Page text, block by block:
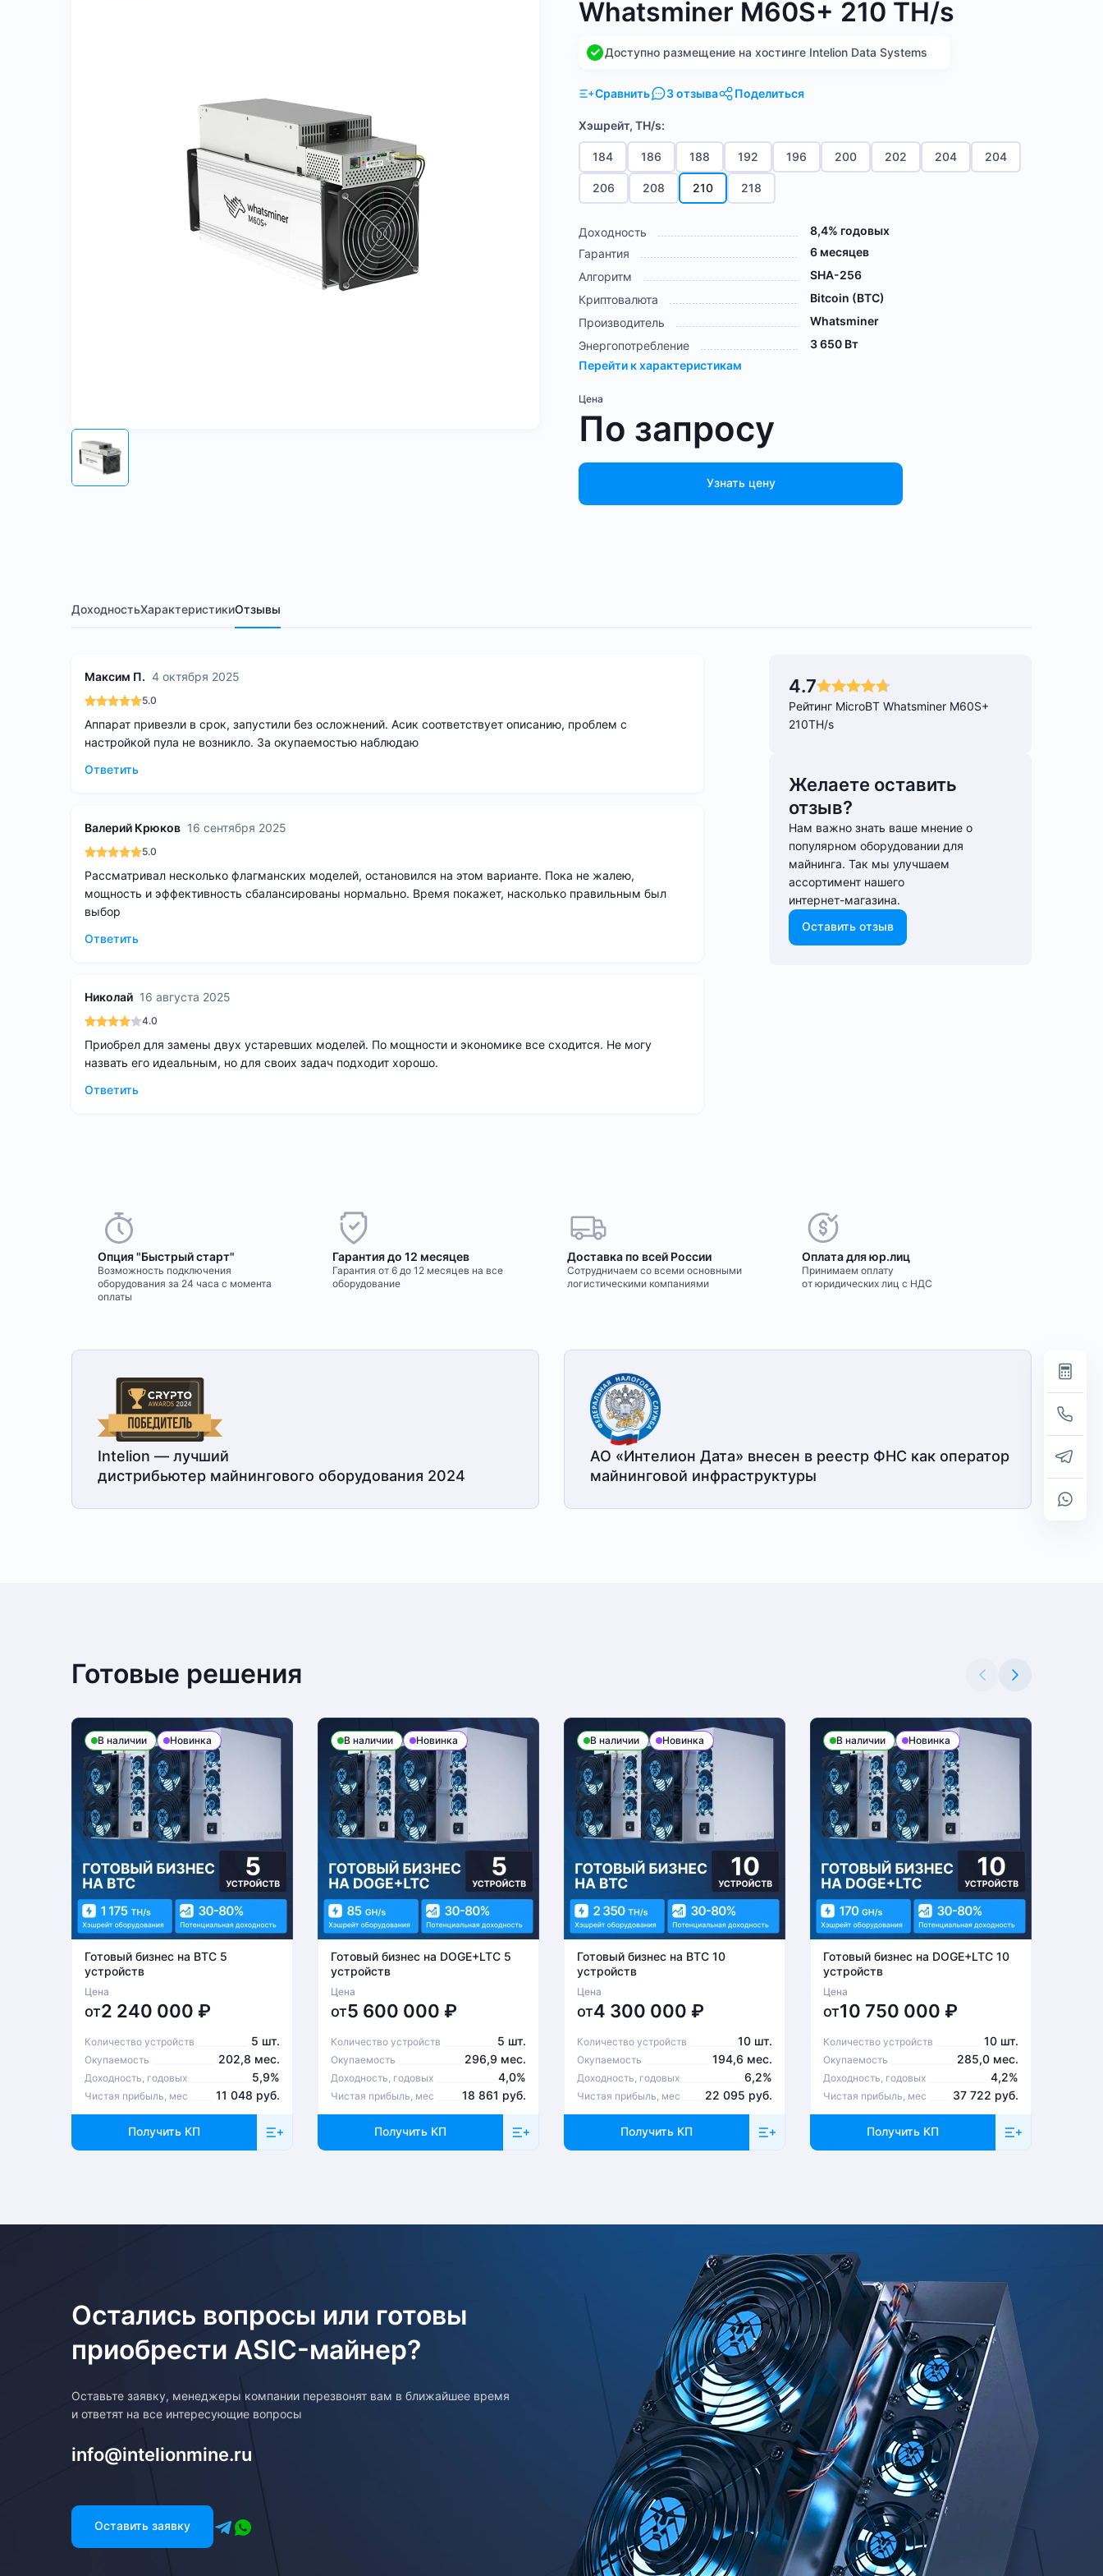
Whatsminer M60S+ 210 TH/s
Доступно размещение на хостинге Intelion Data Systems
Сравнить 3 отзыва Поделиться
Хэшрейт, TH/s:
184 186 188 192 196 200 202 204 204
206 208 210 218
Доходность
8,4% годовых
Гарантия
6 месяцев
Алгоритм
SHA-256
Криптовалюта
Bitcoin (BTC)
Производитель
Whatsminer
Энергопотребление
3 650 Вт
Перейти к характеристикам
Цена
По запросу
Узнать цену
ДоходностьХарактеристикиОтзывы
Максим П. 4 октября 2025
5.0
Аппарат привезли в срок, запустили без осложнений. Асик соответствует описанию, проблем с
настройкой пула не возникло. За окупаемостью наблюдаю
Ответить
Валерий Крюков 16 сентября 2025
5.0
Рассматривал несколько флагманских моделей, остановился на этом варианте. Пока не жалею,
мощность и эффективность сбалансированы нормально. Время покажет, насколько правильным был
выбор
Ответить
Николай 16 августа 2025
4.0
Приобрел для замены двух устаревших моделей. По мощности и экономике все сходится. Не могу
назвать его идеальным, но для своих задач подходит хорошо.
Ответить
4.7
Рейтинг MicroBT Whatsminer M60S+
210TH/s
Желаете оставить
отзыв?
Нам важно знать ваше мнение о
популярном оборудовании для
майнинга. Так мы улучшаем
ассортимент нашего
интернет-⁠магазина.
Оставить отзыв
Опция "Быстрый старт"
Возможность подключения
оборудования за 24 часа с момента
оплаты
Гарантия до 12 месяцев
Гарантия от 6 до 12 месяцев на все
оборудование
Доставка по всей России
Сотрудничаем со всеми основными
логистическими компаниями
Оплата для юр.лиц
Принимаем оплату
от юридических лиц с НДС
Intelion — лучший
дистрибьютер майнингового оборудования 2024
АО «Интелион Дата» внесен в реестр ФНС как оператор
майнинговой инфраструктуры
Готовые решения
В наличии Новинка
Готовый бизнес на BTC 5
устройств
Цена
от2 240 000 ₽
Количество устройств 5 шт.
Окупаемость 202,8 мес.
Доходность, годовых 5,9%
Чистая прибыль, мес 11 048 руб.
Получить КП
В наличии Новинка
Готовый бизнес на DOGE+LTC 5
устройств
Цена
от5 600 000 ₽
Количество устройств 5 шт.
Окупаемость 296,9 мес.
Доходность, годовых 4,0%
Чистая прибыль, мес 18 861 руб.
Получить КП
В наличии Новинка
Готовый бизнес на BTC 10
устройств
Цена
от4 300 000 ₽
Количество устройств 10 шт.
Окупаемость 194,6 мес.
Доходность, годовых 6,2%
Чистая прибыль, мес 22 095 руб.
Получить КП
В наличии Новинка
Готовый бизнес на DOGE+LTC 10
устройств
Цена
от10 750 000 ₽
Количество устройств 10 шт.
Окупаемость 285,0 мес.
Доходность, годовых 4,2%
Чистая прибыль, мес 37 722 руб.
Получить КП
Остались вопросы или готовы
приобрести ASIC-майнер?
Оставьте заявку, менеджеры компании перезвонят вам в ближайшее время
и ответят на все интересующие вопросы
info@intelionmine.ru
Оставить заявку